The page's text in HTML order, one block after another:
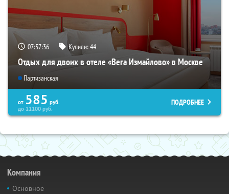
07:57:35 Купили:44
Отдых для двоих в отеле «Вега Измайлово» в Москве
Партизанская
от 585 руб.
до11100руб.
ПОДРОБНЕЕ
Компания
Основное